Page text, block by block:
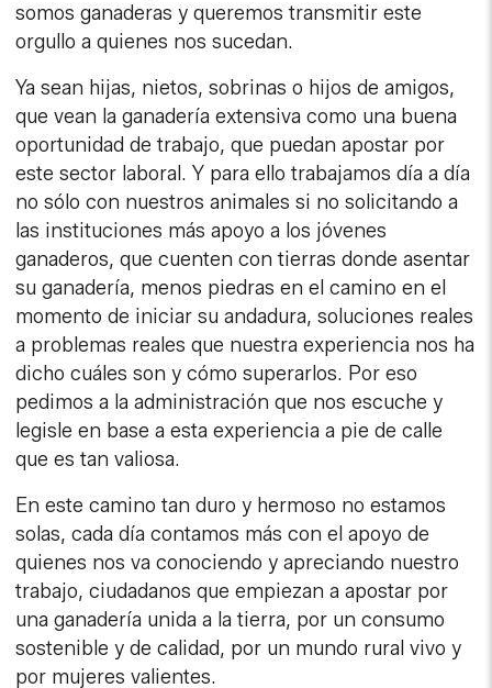
somos ganaderas y queremos transmitir este
orgullo a quienes nos sucedan.
Ya sean hijas, nietos, sobrinas o hijos de amigos,
que vean la ganadería extensiva como una buena
oportunidad de trabajo, que puedan apostar por
este sector laboral. Y para ello trabajamos día a día
no sólo con nuestros animales si no solicitando a
las instituciones más apoyo a los jóvenes
ganaderos, que cuenten con tierras donde asentar
su ganadería, menos piedras en el camino en el
momento de iniciar su andadura, soluciones reales
a problemas reales que nuestra experiencia nos ha
dicho cuáles son y cómo superarlos. Por eso
pedimos a la administración que nos escuche y
legisle en base a esta experiencia a pie de calle
que es tan valiosa.
En este camino tan duro y hermoso no estamos
solas, cada día contamos más con el apoyo de
quienes nos va conociendo y apreciando nuestro
trabajo, ciudadanos que empiezan a apostar por
una ganadería unida a la tierra, por un consumo
sostenible y de calidad, por un mundo rural vivo y
por mujeres valientes.